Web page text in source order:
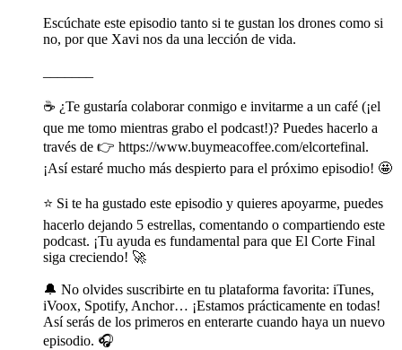
Escúchate este episodio tanto si te gustan los drones como si
no, por que Xavi nos da una lección de vida.
☕️ ¿Te gustaría colaborar conmigo e invitarme a un café (¡el
que me tomo mientras grabo el podcast!)? Puedes hacerlo a
través de 👉 https://www.buymeacoffee.com/elcortefinal.
¡Así estaré mucho más despierto para el próximo episodio! 🤩
⭐️ Si te ha gustado este episodio y quieres apoyarme, puedes
hacerlo dejando 5 estrellas, comentando o compartiendo este
podcast. ¡Tu ayuda es fundamental para que El Corte Final
siga creciendo! 🚀
🔔 No olvides suscribirte en tu plataforma favorita: iTunes,
iVoox, Spotify, Anchor… ¡Estamos prácticamente en todas!
Así serás de los primeros en enterarte cuando haya un nuevo
episodio. 🎧